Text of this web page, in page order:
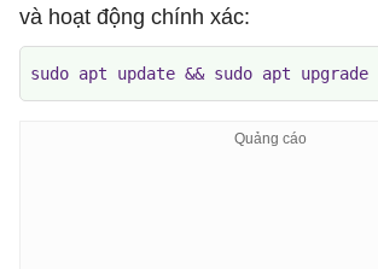
và hoạt động chính xác:
sudo apt update && sudo apt upgrade